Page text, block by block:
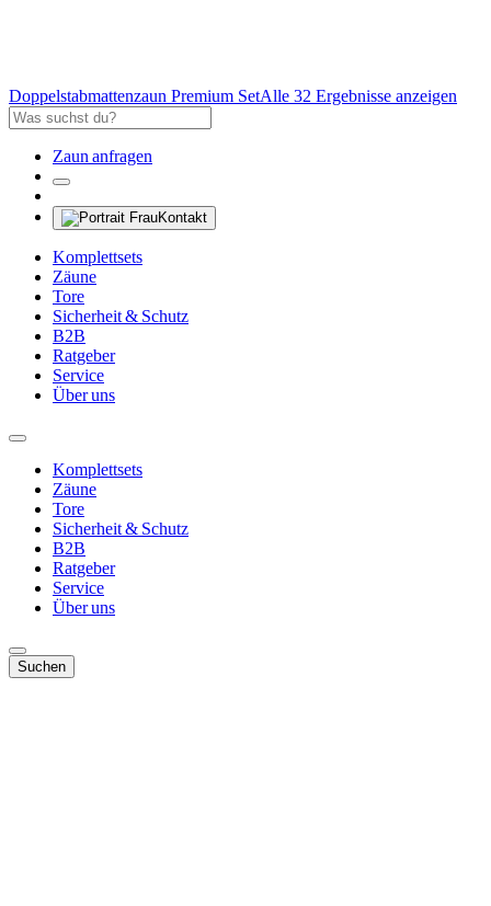
Doppelstabmattenzaun Premium SetAlle 32 Ergebnisse anzeigen
Zaun anfragen
Kontakt
Komplettsets
Zäune
Tore
Sicherheit & Schutz
B2B
Ratgeber
Service
Über uns
Komplettsets
Zäune
Tore
Sicherheit & Schutz
B2B
Ratgeber
Service
Über uns
Suchen